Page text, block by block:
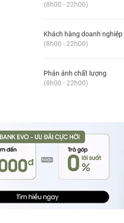
(8h00 - 22h00)
Khách hàng doanh nghiệp
(8h00 - 22h00)
Phản ánh chất lượng
(8h00 - 22h00)